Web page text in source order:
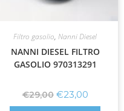
Filtro gasolio,Nanni Diesel
NANNI DIESEL FILTRO
GASOLIO 970313291
€29,00 €23,00